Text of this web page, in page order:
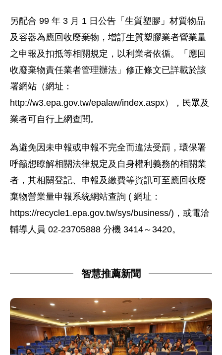
另配合 99 年 3 月 1 日公告「生質塑膠」材質物品
及容器為應回收廢棄物，增訂生質塑膠業者營業量
之申報及扣抵等相關規定，以利業者依循。「應回
收廢棄物責任業者管理辦法」修正條文已詳載於該
署網站（網址：
http://w3.epa.gov.tw/epalaw/index.aspx），民眾及
業者可自行上網查閱。
為避免因未申報或申報不完全而違法受罰，環保署
呼籲想瞭解相關法律規定及自身權利義務的相關業
者，其相關登記、申報及繳費等資訊可至應回收廢
棄物營業量申報系統網站查詢 ( 網址：
https://recycle1.epa.gov.tw/sys/business/)，或電洽
輔導人員 02-23705888 分機 3414～3420。
智慧推薦新聞